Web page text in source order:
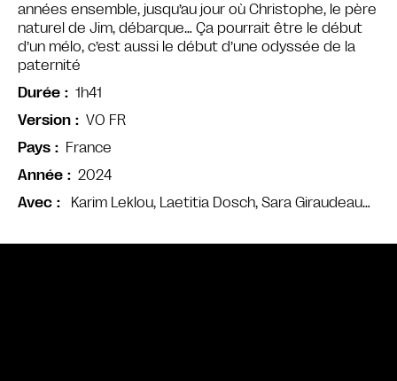
Avec Karim Leklou, Laetitia Dosch, Sara Giraudeau…
années ensemble, jusqu’au jour où Christophe, le père
naturel de Jim, débarque… Ça pourrait être le début
d’un mélo, c’est aussi le début d’une odyssée de la
paternité
Durée
1h41
Version
VO FR
Pays
France
Année
2024